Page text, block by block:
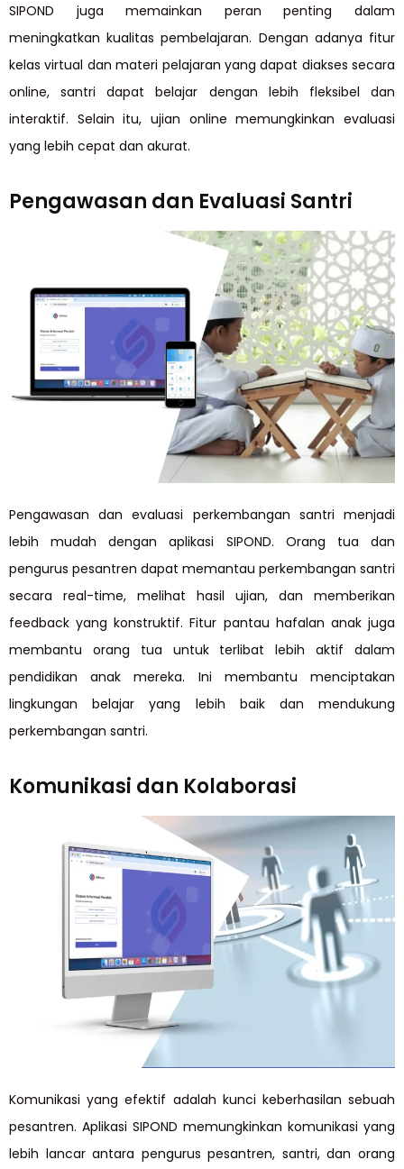
SIPOND juga memainkan peran penting dalam
meningkatkan kualitas pembelajaran. Dengan adanya fitur
kelas virtual dan materi pelajaran yang dapat diakses secara
online, santri dapat belajar dengan lebih fleksibel dan
interaktif. Selain itu, ujian online memungkinkan evaluasi
yang lebih cepat dan akurat.
Pengawasan dan Evaluasi Santri
Pengawasan dan evaluasi perkembangan santri menjadi
lebih mudah dengan aplikasi SIPOND. Orang tua dan
pengurus pesantren dapat memantau perkembangan santri
secara real-time, melihat hasil ujian, dan memberikan
feedback yang konstruktif. Fitur pantau hafalan anak juga
membantu orang tua untuk terlibat lebih aktif dalam
pendidikan anak mereka. Ini membantu menciptakan
lingkungan belajar yang lebih baik dan mendukung
perkembangan santri.
Komunikasi dan Kolaborasi
Komunikasi yang efektif adalah kunci keberhasilan sebuah
pesantren. Aplikasi SIPOND memungkinkan komunikasi yang
lebih lancar antara pengurus pesantren, santri, dan orang